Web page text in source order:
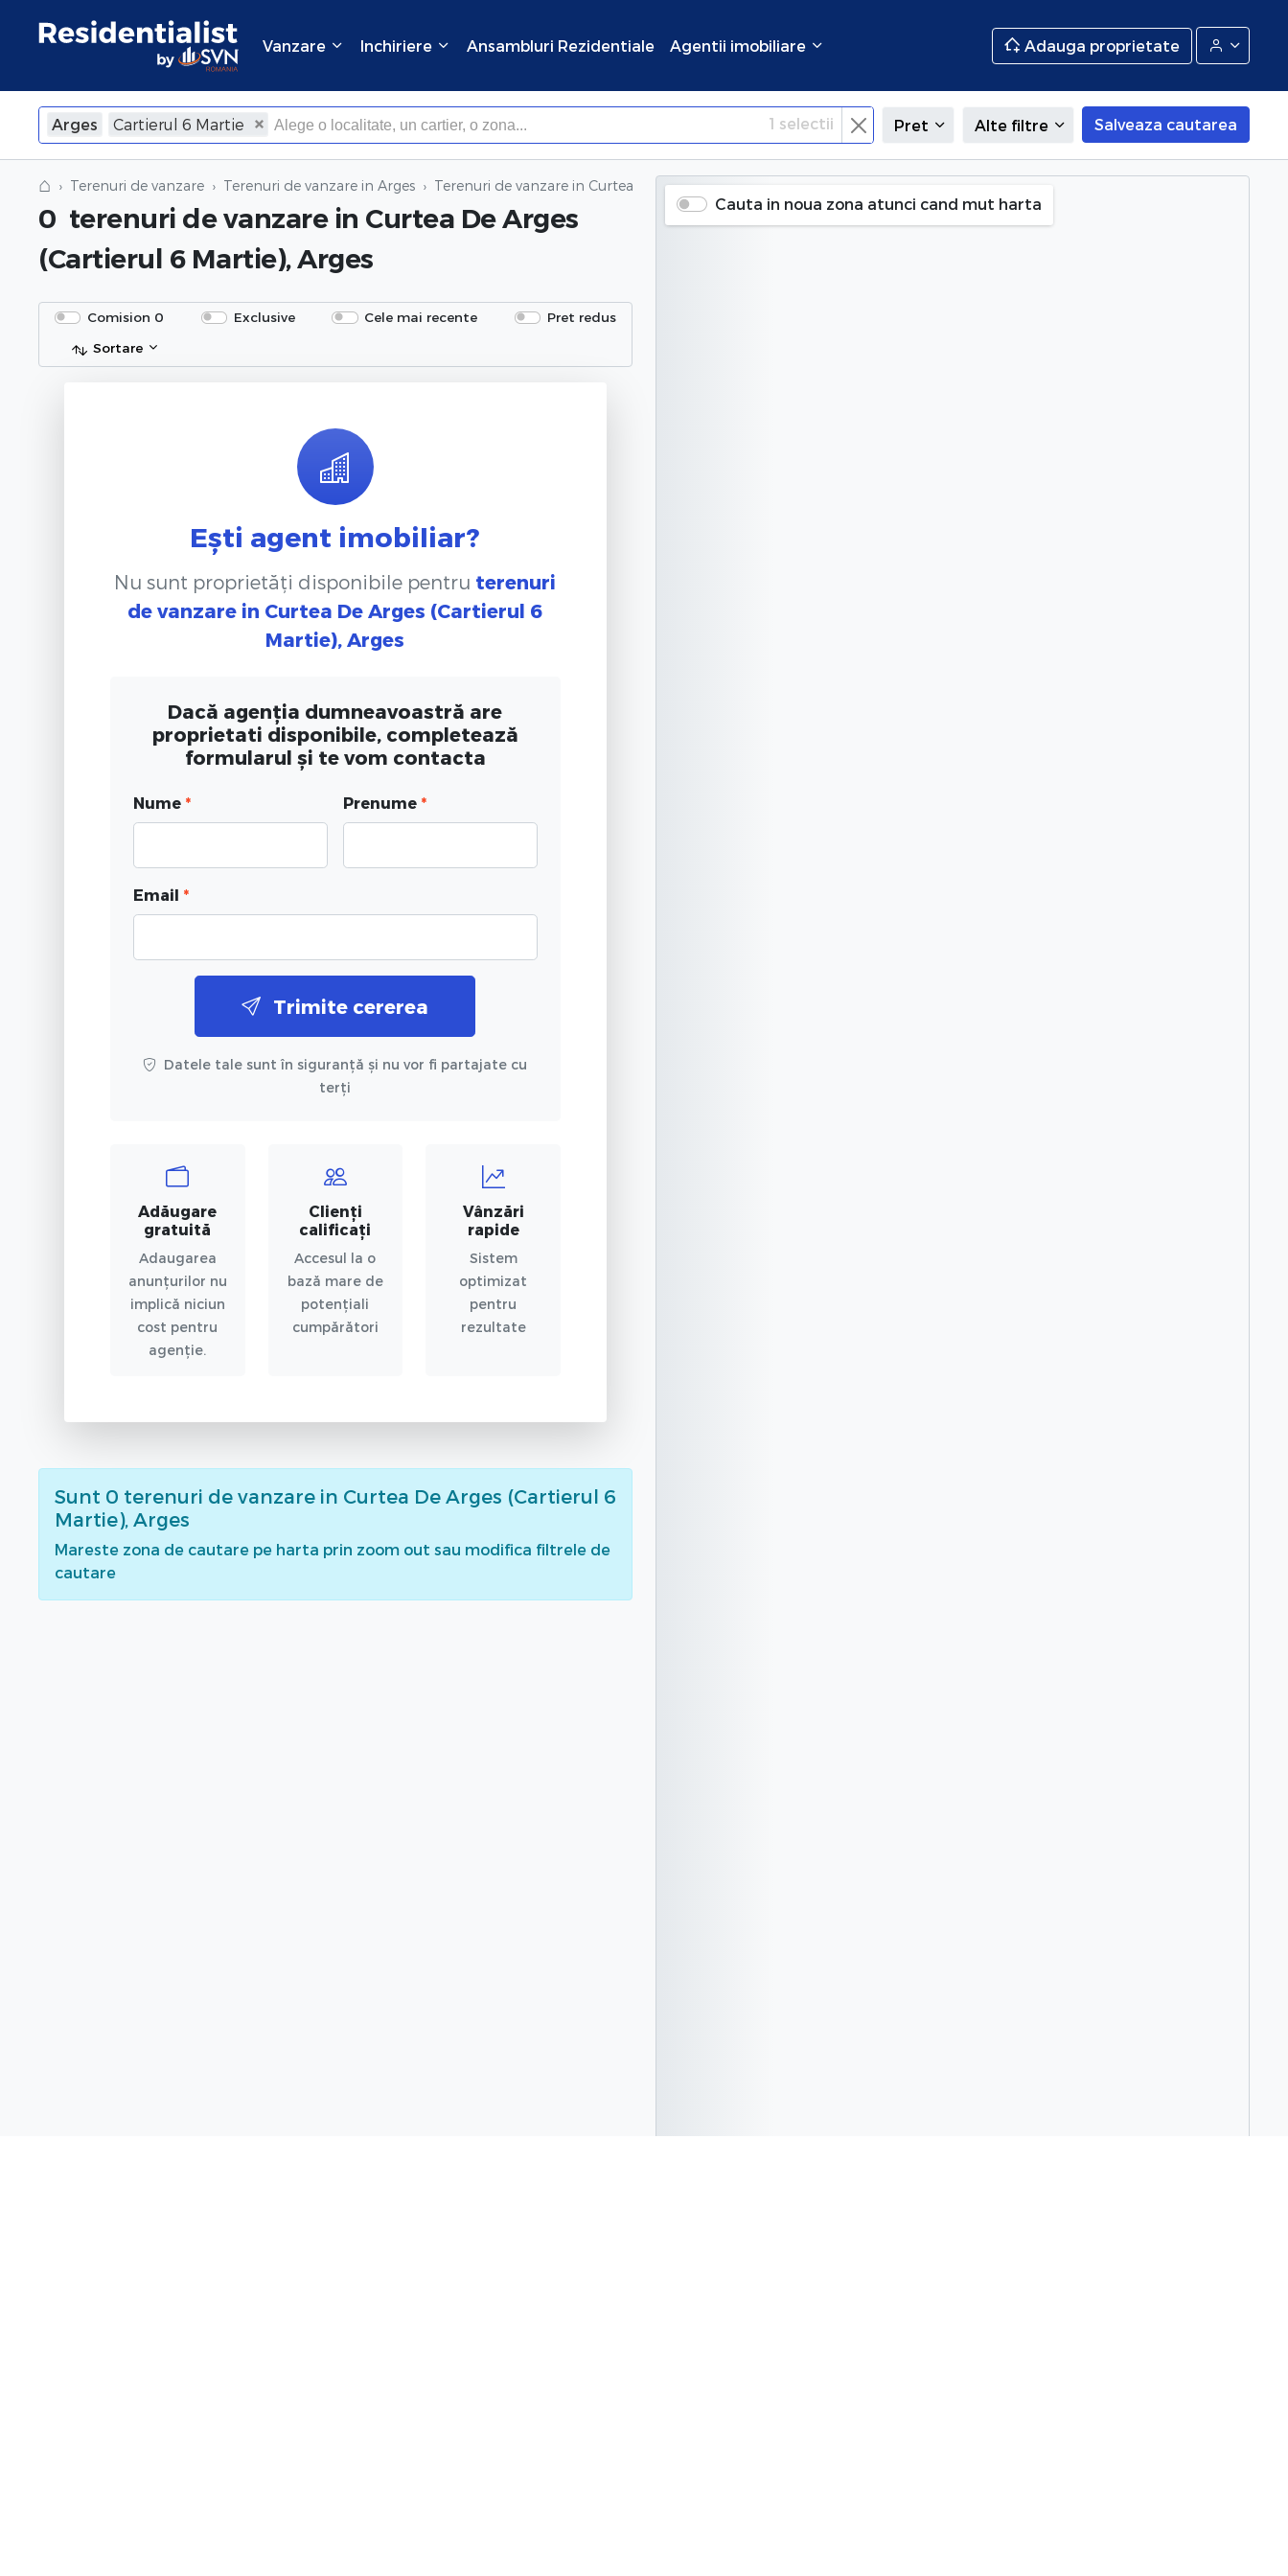
Vanzare Inchiriere Ansambluri Rezidentiale Agentii imobiliare Adauga proprietate
Arges Cartierul 6 Martie
×Inchide
1 selectii Pret Alte filtre Salveaza cautarea
⌂ Terenuri de vanzare Terenuri de vanzare in Arges Terenuri de vanzare in Curtea De Arges (Cartierul 6 Martie), Arges
0 terenuri de vanzare in Curtea De Arges
(Cartierul 6 Martie), Arges
Comision 0 Exclusive Cele mai recente
Pret redus
Sortare
Ești agent imobiliar?
Nu sunt proprietăți disponibile pentru terenuri
de vanzare in Curtea De Arges (Cartierul 6
Martie), Arges
Dacă agenția dumneavoastră are
proprietati disponibile, completează
formularul și te vom contacta
Nume * Prenume *
Email *
Trimite cererea
Datele tale sunt în siguranță și nu vor fi partajate cu
terți
Adăugare
gratuită
Adaugarea
anunțurilor nu
implică niciun
cost pentru
agenție.
Clienți
calificați
Accesul la o
bază mare de
potențiali
cumpărători
Vânzări
rapide
Sistem
optimizat
pentru
rezultate
Sunt 0 terenuri de vanzare in Curtea De Arges (Cartierul 6
Martie), Arges
Mareste zona de cautare pe harta prin zoom out sau modifica filtrele de
cautare
Cauta in noua zona atunci cand mut harta